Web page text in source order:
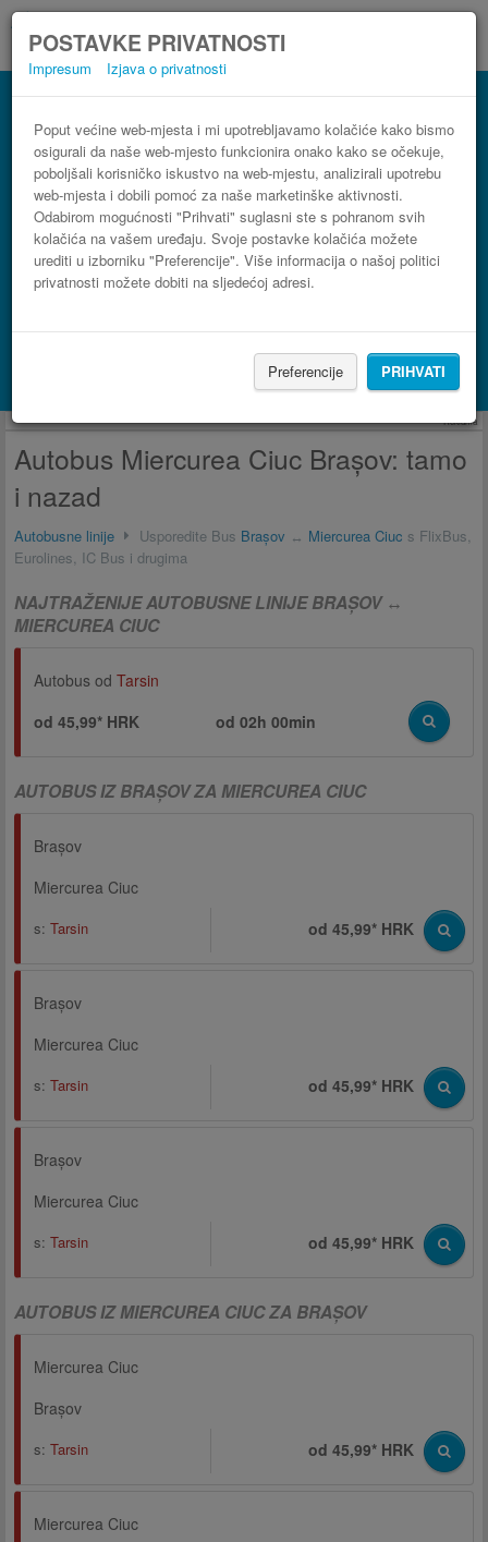
POSTAVKE PRIVATNOSTI
Impresum Izjava o privatnosti
Poput većine web-mjesta i mi upotrebljavamo kolačiće kako bismo
osigurali da naše web-mjesto funkcionira onako kako se očekuje,
poboljšali korisničko iskustvo na web-mjestu, analizirali upotrebu
web-mjesta i dobili pomoć za naše marketinške aktivnosti.
Odabirom mogućnosti "Prihvati" suglasni ste s pohranom svih
kolačića na vašem uređaju. Svoje postavke kolačića možete
urediti u izborniku "Preferencije". Više informacija o našoj politici
privatnosti možete dobiti na sljedećoj adresi.
Preferencije PRIHVATI
Autobus Brașov Miercurea Ciuc
3 koraka do najpovoljnije autobusne karte
Potraži smještaj s Booking.com
Reklama
Autobus Miercurea Ciuc Brașov: tamo
i nazad
Autobusne linije Usporedite Bus Brașov ↔ Miercurea Ciuc s FlixBus,
Eurolines, IC Bus i drugima
NAJTRAŽENIJE AUTOBUSNE LINIJE BRAȘOV ↔
MIERCUREA CIUC
Autobus od Tarsin
od 45,99* HRK
od02h 00min
AUTOBUS IZ BRAȘOV ZA MIERCUREA CIUC
Brașov
Miercurea Ciuc
s: Tarsin od 45,99* HRK
Brașov
Miercurea Ciuc
s: Tarsin od 45,99* HRK
Brașov
Miercurea Ciuc
s: Tarsin od 45,99* HRK
AUTOBUS IZ MIERCUREA CIUC ZA BRAȘOV
Miercurea Ciuc
Brașov
s: Tarsin od 45,99* HRK
Miercurea Ciuc